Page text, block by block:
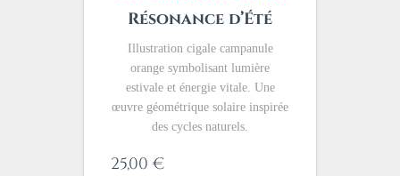
Résonance d’Été
Illustration cigale campanule
orange symbolisant lumière
estivale et énergie vitale. Une
œuvre géométrique solaire inspirée
des cycles naturels.
25,00 €